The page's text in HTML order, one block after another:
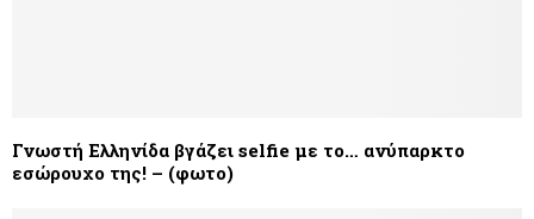
Γνωστή Ελληνίδα βγάζει selfie με το… ανύπαρκτο
εσώρουχο της! – (φωτο)